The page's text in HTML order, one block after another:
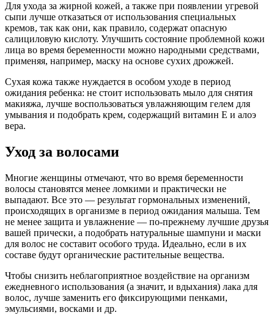
Для ухода за жирной кожей, а также при появлении угревой
сыпи лучше отказаться от использования специальных
кремов, так как они, как правило, содержат опасную
салициловую кислоту. Улучшить состояние проблемной кожи
лица во время беременности можно народными средствами,
применяя, например, маску на основе сухих дрожжей.
Сухая кожа также нуждается в особом уходе в период
ожидания ребенка: не стоит использовать мыло для снятия
макияжа, лучше воспользоваться увлажняющим гелем для
умывания и подобрать крем, содержащий витамин Е и алоэ
вера.
Уход за волосами
Многие женщины отмечают, что во время беременности
волосы становятся менее ломкими и практически не
выпадают. Все это — результат гормональных изменений,
происходящих в организме в период ожидания малыша. Тем
не менее защита и увлажнение — по-прежнему лучшие друзья
вашей прически, а подобрать натуральные шампуни и маски
для волос не составит особого труда. Идеально, если в их
составе будут органические растительные вещества.
Чтобы снизить неблагоприятное воздействие на организм
ежедневного использования (а значит, и вдыхания) лака для
волос, лучше заменить его фиксирующими пенками,
эмульсиями, восками и др.